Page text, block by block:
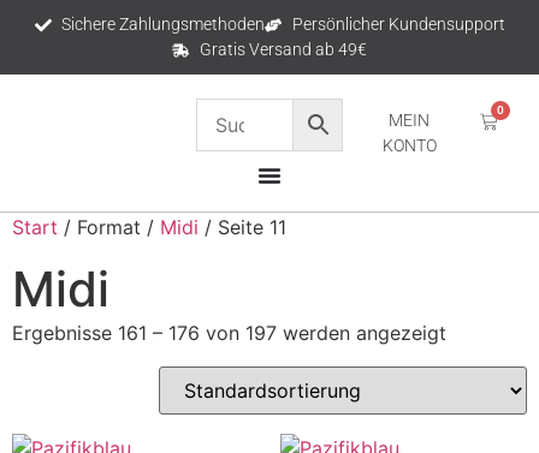
Sichere Zahlungsmethoden
Persönlicher Kundensupport
Gratis Versand ab 49€
MEIN
KONTO
0
Start / Format / Midi / Seite 11
Midi
Ergebnisse 161 – 176 von 197 werden angezeigt